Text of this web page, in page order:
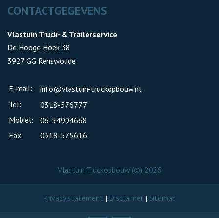
CONTACTGEGEVENS
Vlastuin Truck- & Trailerservice
De Hooge Hoek 38
3927 GG Renswoude
E-mail:
info@vlastuin-truckopbouw.nl
Tel:
0318-576777
Mobiel:
06-54994668
Fax:
0318-575616
Vlastuin Truckopbouw (©) 2026
Privacy statement | Disclaimer | Sitemap